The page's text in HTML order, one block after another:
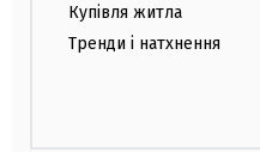
Купівля житла
Тренди і натхнення